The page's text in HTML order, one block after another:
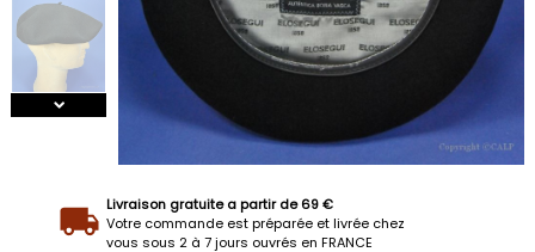
Livraison gratuite a partir de 69 €
Votre commande est préparée et livrée chez
vous sous 2 à 7 jours ouvrés en FRANCE